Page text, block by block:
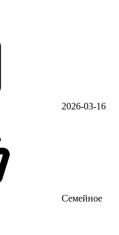
2026-03-16
Семейное